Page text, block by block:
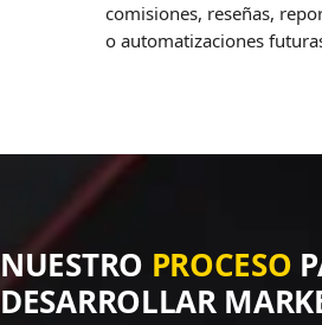
comisiones, reseñas,
o automatizaciones
NUESTRO PROCESO
DESARROLLAR